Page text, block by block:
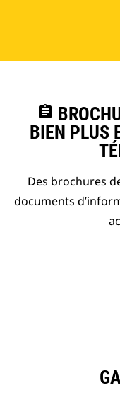
assignment
BIEN PLUS
Des brochures
documents